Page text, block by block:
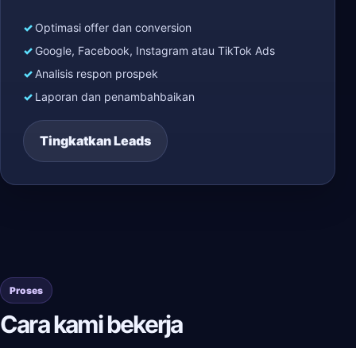
Optimasi offer dan conversion
Google, Facebook, Instagram atau TikTok Ads
Analisis respon prospek
Laporan dan penambahbaikan
Tingkatkan Leads
Proses
Cara kami bekerja